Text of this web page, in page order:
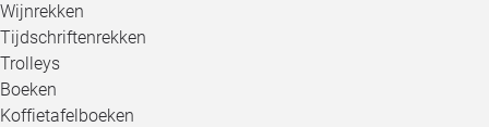
Wijnrekken
Tijdschriftenrekken
Trolleys
Boeken
Koffietafelboeken